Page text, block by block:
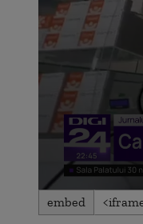
0
seconds
embed